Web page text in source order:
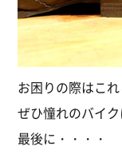
お困りの際はこ
ぜひ憧れのバイ
最後に・・・・